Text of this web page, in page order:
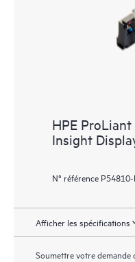
HPE
Insight
N° référence P54810-
Afficher les spécifications
Soumettre votre demande